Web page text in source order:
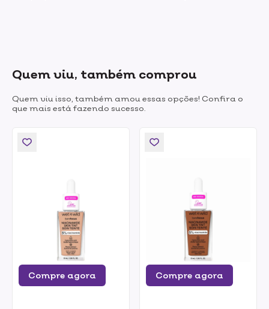
Quem viu, também comprou
Quem viu isso, também amou essas opções! Confira o
que mais está fazendo sucesso.
Compre agora Compre agora